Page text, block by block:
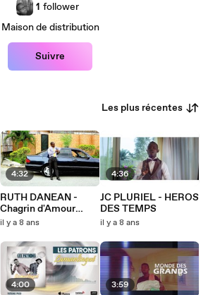
1 follower
Maison de distribution
Suivre
Les plus récentes
4:32
RUTH DANEAN -
Chagrin d'Amour
(Feat Nash)
il y a 8 ans
4:00
4:36
JC PLURIEL - HEROS
DES TEMPS
il y a 8 ans
3:59